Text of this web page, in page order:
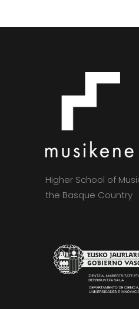
Higher School of
the Basque Country